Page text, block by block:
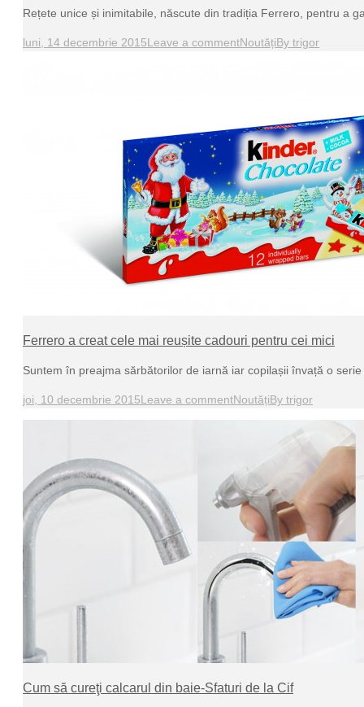
Rețete unice și inimitabile, născute din tradiția Ferrero, pentru a
luni, 14 decembrie 2015Leave a commentNoutățiBy trigor
Ferrero a creat cele mai reușite cadouri pentru cei mici
Suntem în preajma sărbătorilor de iarnă iar copilașii învață o
joi, 10 decembrie 2015Leave a commentNoutățiBy trigor
Cum să cureţi calcarul din baie-Sfaturi de la Cif